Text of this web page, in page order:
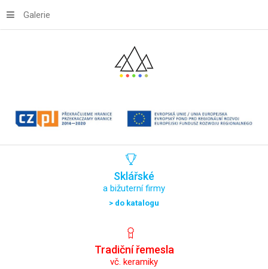
Galerie
Sklářské
a bižuterní firmy
> do katalogu
Tradiční řemesla
vč. keramiky